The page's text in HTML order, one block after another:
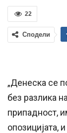
22
Сподели
„Денеска се
без разлика
припадност,
опозицијата,